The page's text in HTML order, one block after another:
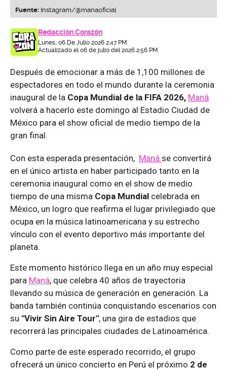
Fuente: Instagram/@manaoficial
Redacción Corazón
Lunes, 06 De Julio 2026 2:47 PM
Actualizado el 06 de julio del 2026 2:56 PM
Después de emocionar a más de 1,100 millones de
espectadores en todo el mundo durante la ceremonia
inaugural de la Copa Mundial de la FIFA 2026, Maná
volverá a hacerlo este domingo al Estadio Ciudad de
México para el show oficial de medio tiempo de la
gran final.
Con esta esperada presentación, Maná se convertirá
en el único artista en haber participado tanto en la
ceremonia inaugural como en el show de medio
tiempo de una misma Copa Mundial celebrada en
México, un logro que reafirma el lugar privilegiado que
ocupa en la música latinoamericana y su estrecho
vínculo con el evento deportivo más importante del
planeta.
Este momento histórico llega en un año muy especial
para Maná, que celebra 40 años de trayectoria
llevando su música de generación en generación. La
banda también continúa conquistando escenarios con
su "Vivir Sin Aire Tour", una gira de estadios que
recorrerá las principales ciudades de Latinoamérica.
Como parte de este esperado recorrido, el grupo
ofrecerá un único concierto en Perú el próximo 2 de